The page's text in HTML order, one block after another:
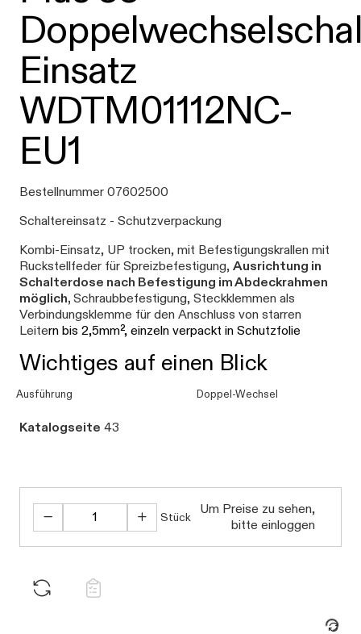
Einsatz
WDTM01112NC-
EU1
Bestellnummer 07602500
Schaltereinsatz - Schutzverpackung
Kombi-Einsatz, UP trocken, mit Befestigungskrallen mit
Ruckstellfeder für Spreizbefestigung, Ausrichtung in
Schalterdose nach Befestigung im Abdeckrahmen
möglich, Schraubbefestigung, Steckklemmen als
Verbindungsklemme für den Anschluss von starren
Leitern bis 2,5mm², einzeln verpackt in Schutzfolie
Wichtiges auf einen Blick
Ausführung Doppel-Wechsel
Katalogseite 43
Stück
Um Preise zu sehen,
bitte einloggen